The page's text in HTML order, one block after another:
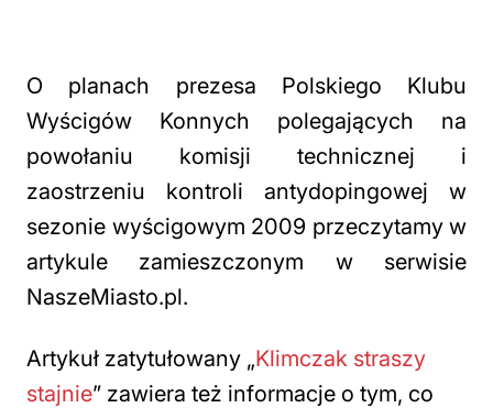
O planach prezesa Polskiego Klubu
Wyścigów Konnych polegających na
powołaniu komisji technicznej i
zaostrzeniu kontroli antydopingowej w
sezonie wyścigowym 2009 przeczytamy w
artykule zamieszczonym w serwisie
NaszeMiasto.pl.
Artykuł zatytułowany „Klimczak straszy
stajnie” zawiera też informacje o tym, co